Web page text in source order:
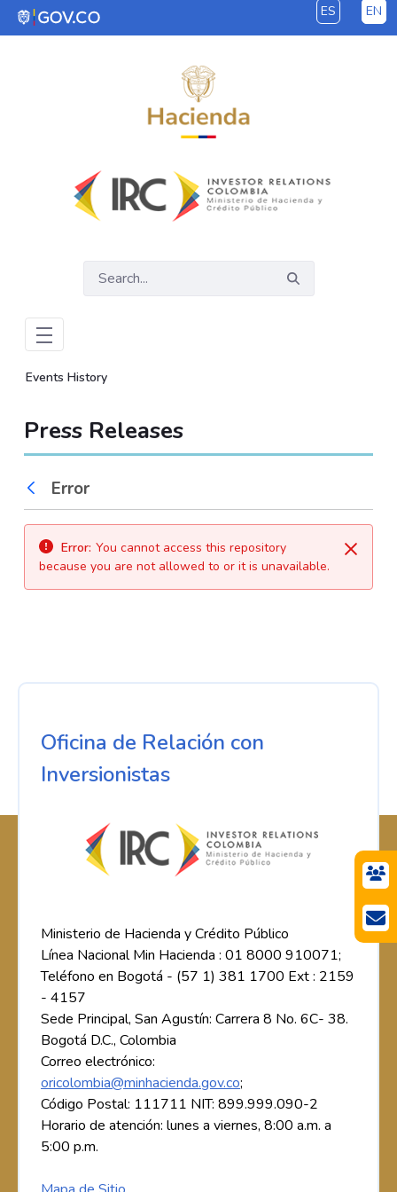
Skip to Main Content ES EN
Events History
Press Releases
Back
Error
Close
Error: You cannot access this repository
because you are not allowed to or it is unavailable.
Oficina de Relación con
Inversionistas
Ministerio de Hacienda y Crédito Público
Línea Nacional Min Hacienda : 01 8000 910071;
Teléfono en Bogotá - (57 1) 381 1700 Ext : 2159
- 4157
Sede Principal, San Agustín: Carrera 8 No. 6C- 38.
Bogotá D.C., Colombia
Correo electrónico:
oricolombia@minhacienda.gov.co;
Código Postal: 111711 NIT: 899.999.090-2
Horario de atención: lunes a viernes, 8:00 a.m. a
5:00 p.m.